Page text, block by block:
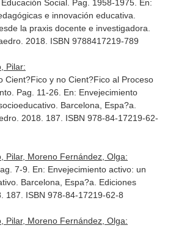
Social. Pag. 1958-1975. En:
e innovación educativa.
la praxis docente e investigadora
2018. ISBN 9788417219-789
Pilar:
Cient?Fico y no Cient?Fico al Proceso
Pag. 11-26. En: Envejecimiento
. Barcelona, Espa?a.
2018. 187. ISBN 978-84-17219-62-
Pilar, Moreno Fernández, Olga:
7-9. En: Envejecimiento activo: un
. Barcelona, Espa?a. Ediciones
187. ISBN 978-84-17219-62-8
Pilar, Moreno Fernández, Olga: